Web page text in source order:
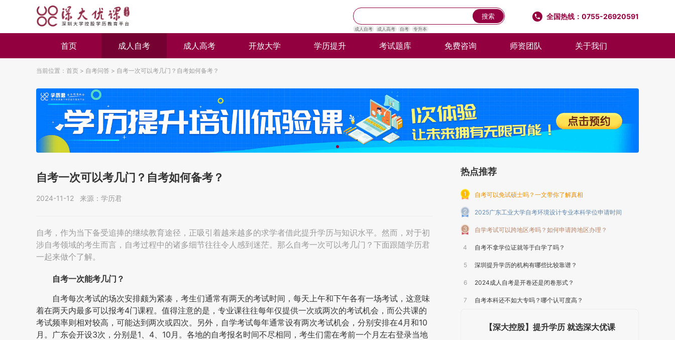
全国热线：0755-26920591
搜索
成人自考 成人高考 自考 专升本
首页 成人自考 成人高考 开放大学 学历提升 考试题库 免费咨询 师资团队 关于我们
当前位置： 首页 > 自考问答 > 自考一次可以考几门？自考如何备考？
自考一次可以考几门？自考如何备考？
2024-11-12 来源：学历君
自考，作为当下备受追捧的继续教育途径，正吸引着越来越多的求学者借此提升学历与知识水平。然而，对于初
涉自考领域的考生而言，自考过程中的诸多细节往往令人感到迷茫。那么自考一次可以考几门？下面跟随学历君
一起来做个了解。
自考一次能考几门？
自考每次考试的场次安排颇为紧凑，考生们通常有两天的考试时间，每天上午和下午各有一场考试，这意味
着在两天内最多可以报考4门课程。值得注意的是，专业课往往每年仅提供一次或两次的考试机会，而公共课的
考试频率则相对较高，可能达到两次或四次。另外，自学考试每年通常设有两次考试机会，分别安排在4月和10
月。广东会开设3次，分别是1、4、10月。各地的自考报名时间不尽相同，考生们需在考前一个月左右登录当地
热点推荐
自考可以免试硕士吗？一文带你了解真相
2025广东工业大学自考环境设计专业本科学位申请时间
自学考试可以跨地区考吗？如何申请跨地区办理？
4 自考不拿学位证就等于白学了吗？
5 深圳提升学历的机构有哪些比较靠谱？
6 2024成人自考是开卷还是闭卷形式？
7 自考本科还不如大专吗？哪个认可度高？
【深大控股】提升学历 就选深大优课